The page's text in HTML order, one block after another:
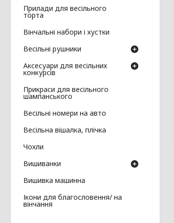
Прилади для весільного
торта
Вінчальні набори і хустки
Весільні рушники
Аксесуари для весільних
конкурсів
Прикраси для весільного
шампанського
Весільні номери на авто
Весільна вішалка, плічка
Чохли
Вишиванки
Вишивка машинна
Ікони для благословення/ на
вінчання